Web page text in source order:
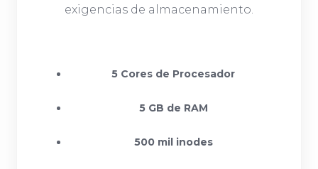
exigencias de almacenamiento.
5 Cores de Procesador
5 GB de RAM
500 mil inodes